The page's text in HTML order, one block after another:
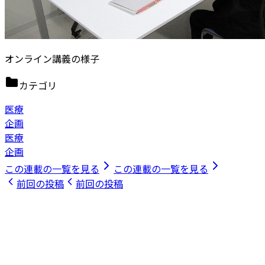
オンライン講義の様子
カテゴリ
医療
企画
医療
企画
この連載の一覧を見る
この連載の一覧を見る
前回の投稿
前回の投稿